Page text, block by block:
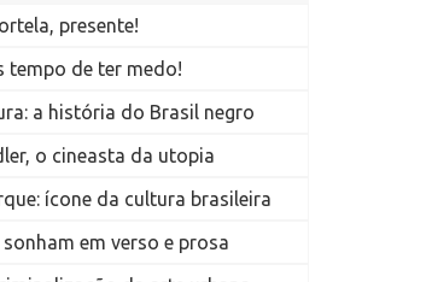
presente!
tempo de ter medo!
a história do Brasil negro
o cineasta da utopia
ícone da cultura brasileira
em verso e prosa